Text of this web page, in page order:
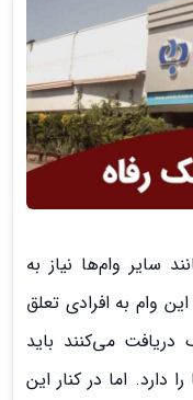
سایر وام‌ها نیاز به
وام به افرادی تعلق
می‌کنند باید
دارد. اما در کنار این